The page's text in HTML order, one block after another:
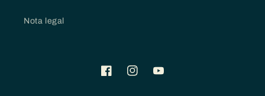
Nota legal
FacebookInstagramYouTube